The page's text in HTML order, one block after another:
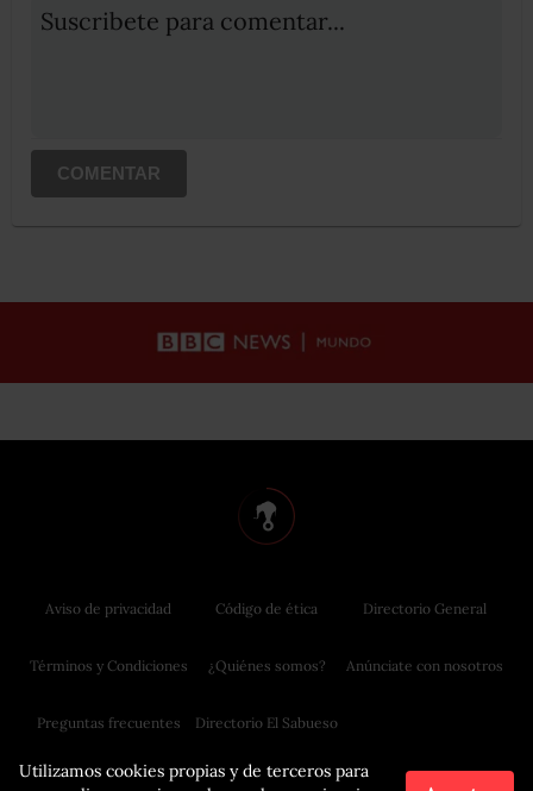
Suscribete para comentar...
COMENTAR
Utilizamos cookies propias y de terceros para
Aviso de privacidad
Términos y Condiciones
Preguntas frecuentes
Código de ética
¿Quiénes somos?
Directorio El Sabueso
Directorio General
Anúnciate con nosotros